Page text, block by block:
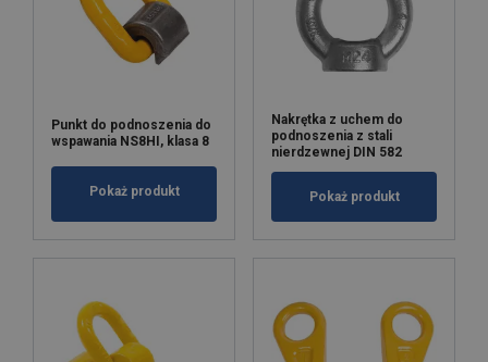
Punkt do podnoszenia do
wspawania NS8HI, klasa 8
Pokaż produkt
Nakrętka z uchem do
podnoszenia z stali
nierdzewnej DIN 582
Pokaż produkt